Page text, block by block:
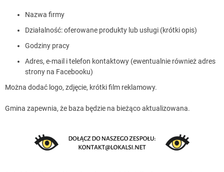
Nazwa firmy
Działalność: oferowane produkty lub usługi (krótki opis)
Godziny pracy
Adres, e-mail i telefon kontaktowy (ewentualnie również adres
strony na Facebooku)
Można dodać logo, zdjęcie, krótki film reklamowy.
Gmina zapewnia, że baza będzie na bieżąco aktualizowana.